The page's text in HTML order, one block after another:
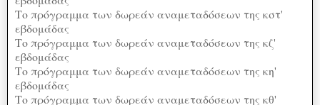
Το πρόγραμμα των δωρεάν αναμεταδόσεων της κστ'
εβδομάδας
Το πρόγραμμα των δωρεάν αναμεταδόσεων της κζ'
εβδομάδας
Το πρόγραμμα των δωρεάν αναμεταδόσεων της κη'
εβδομάδας
Το πρόγραμμα των δωρεάν αναμεταδόσεων της κθ'